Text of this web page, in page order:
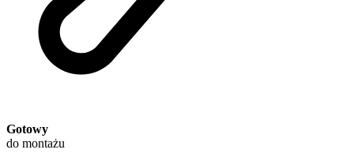
Gotowy
do montażu